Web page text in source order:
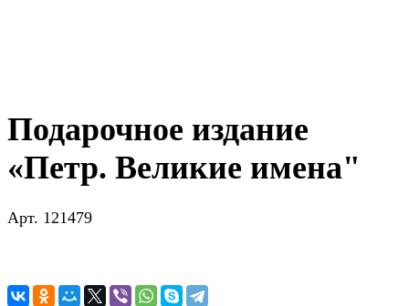
Подарочное издание
«Петр. Великие имена"
Арт. 121479